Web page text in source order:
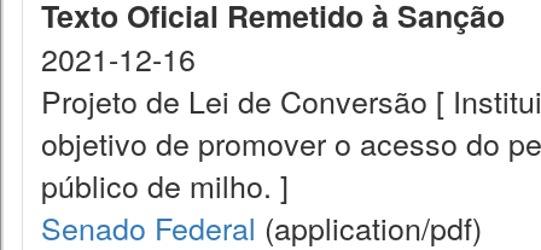
Texto Oficial Remetido à Sanção
2021-12-16
Projeto de Lei de Conversão [
objetivo de promover o acesso do
público de milho. ]
Senado Federal (application/pdf)